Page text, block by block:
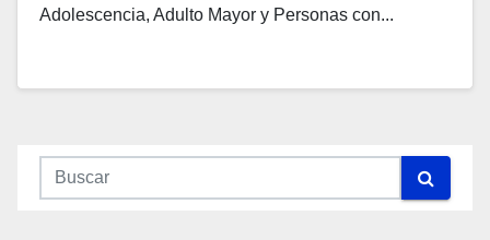
Adolescencia, Adulto Mayor y Personas con...